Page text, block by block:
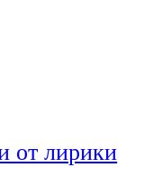
от лирики